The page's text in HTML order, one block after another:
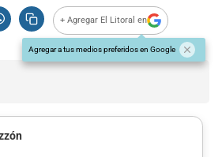
+ Agregar El Litoral en
Agregar a tus medios preferidos en Google